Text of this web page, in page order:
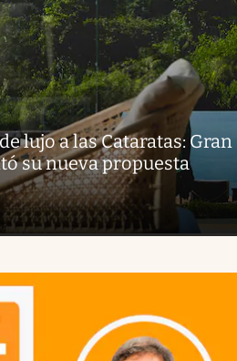
lujo a las Cataratas: Gran
su nueva propuesta